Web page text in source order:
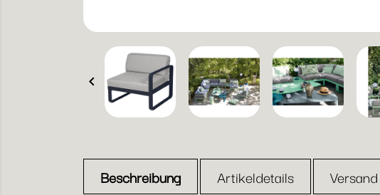

Beschreibung Artikeldetails